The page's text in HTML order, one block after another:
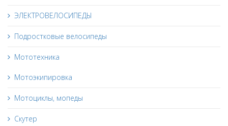
ЭЛЕКТРОВЕЛОСИПЕДЫ
Подростковые велосипеды
Мототехника
Мотоэкипировка
Мотоциклы, мопеды
Скутер